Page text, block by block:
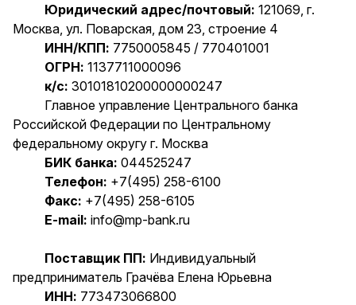
Юридический адрес/почтовый: 121069, г.
Москва, ул. Поварская, дом 23, строение 4
ИНН/КПП: 7750005845 / 770401001
ОГРН: 1137711000096
к/с: 30101810200000000247
Главное управление Центрального банка
Российской Федерации по Центральному
федеральному округу г. Москва
БИК банка: 044525247
Телефон: +7(495) 258-6100
Факс: +7(495) 258-6105
E-mail: info@mp-bank.ru
Поставщик ПП: Индивидуальный
предприниматель Грачёва Елена Юрьевна
ИНН: 773473066800